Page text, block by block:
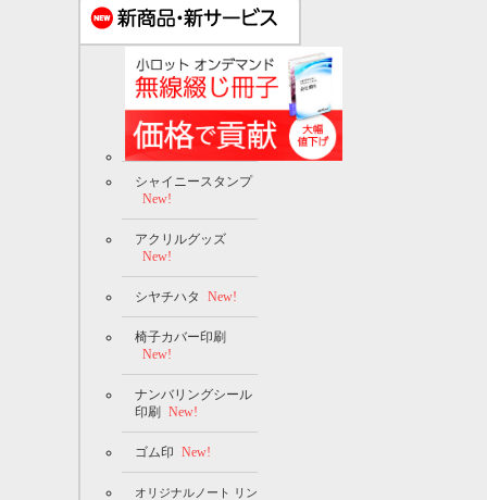
シャイニースタンプ
New!
アクリルグッズ
New!
シヤチハタ New!
椅子カバー印刷
New!
ナンバリングシール
印刷 New!
ゴム印 New!
オリジナルノート リン